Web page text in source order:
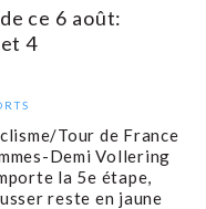
ce 6 août:
4
Tour de France
Demi Vollering
la 5e étape,
reste en jaune